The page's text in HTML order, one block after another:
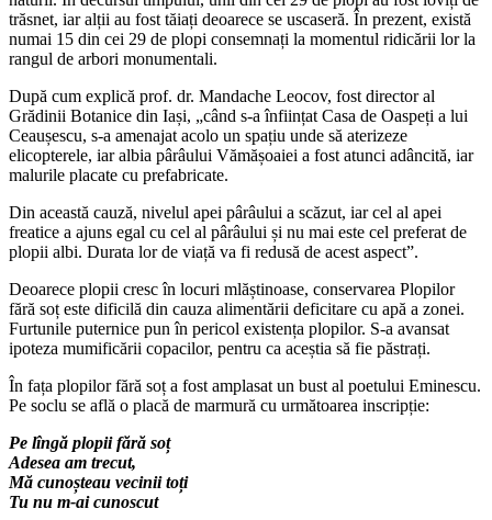
trăsnet, iar alții au fost tăiați deoarece se uscaseră. În prezent, există
numai 15 din cei 29 de plopi consemnați la momentul ridicării lor la
rangul de arbori monumentali.
După cum explică prof. dr. Mandache Leocov, fost director al
Grădinii Botanice din Iași, „când s-a înființat Casa de Oaspeți a lui
Ceaușescu, s-a amenajat acolo un spațiu unde să aterizeze
elicopterele, iar albia pârâului Vămășoaiei a fost atunci adâncită, iar
malurile placate cu prefabricate.
Din această cauză, nivelul apei pârâului a scăzut, iar cel al apei
freatice a ajuns egal cu cel al pârâului și nu mai este cel preferat de
plopii albi. Durata lor de viață va fi redusă de acest aspect”.
Deoarece plopii cresc în locuri mlăștinoase, conservarea Plopilor
fără soț este dificilă din cauza alimentării deficitare cu apă a zonei.
Furtunile puternice pun în pericol existența plopilor. S-a avansat
ipoteza mumificării copacilor, pentru ca aceștia să fie păstrați.
În fața plopilor fără soț a fost amplasat un bust al poetului Eminescu.
Pe soclu se află o placă de marmură cu următoarea inscripție:
Pe lîngă plopii fără soț
Adesea am trecut,
Mă cunoșteau vecinii toți
Tu nu m-ai cunoscut